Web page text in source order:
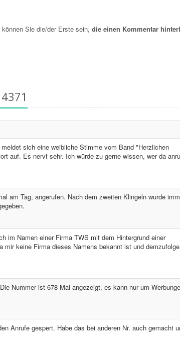
Sie die/der Erste sein, die einen Kommentar
sich eine weibliche Stimme vom Band "Herzlichen
auf. Es nervt sehr. Ich würde zu gerne wissen, wer da
am Tag, angerufen. Nach dem zweiten Klingeln wurde
im Namen einer Firma TWS mit dem Hintergrund einer
mir keine Firma dieses Namens bekannt ist und demzufolge
Nummer ist 678 Mal angezeigt, es kann nur um
Anrufe gespert. Habe das bei anderen Nr. auch gemacht